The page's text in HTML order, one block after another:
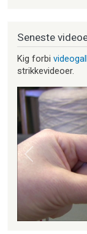
Seneste
Kig forbi
strikkevideoer.
Forrige